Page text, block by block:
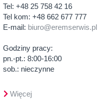
Tel: +48 25 758 42 16
Tel kom: +48 662 677 777
E-mail: biuro@eremserwis.pl
Godziny pracy:
pn.-pt.: 8:00-16:00
sob.: nieczynne
Więcej